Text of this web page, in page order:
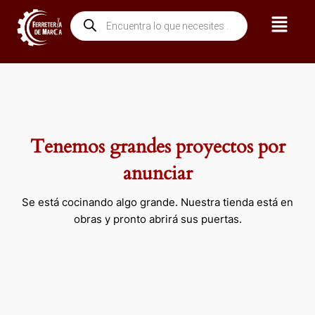
contenido
Búsqueda
de
productos
Menú
Tenemos grandes proyectos por
anunciar
Se está cocinando algo grande. Nuestra tienda está en
obras y pronto abrirá sus puertas.